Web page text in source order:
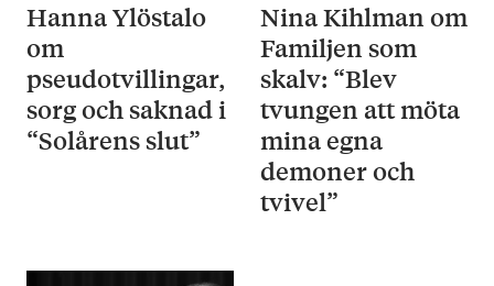
Hanna Ylöstalo
om
pseudotvillingar,
sorg och saknad i
“Solårens slut”
Nina Kihlman om
Familjen som
skalv: “Blev
tvungen att möta
mina egna
demoner och
tvivel”